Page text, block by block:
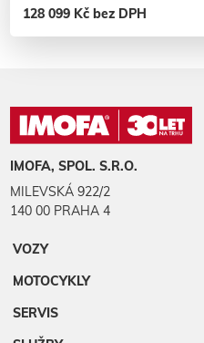
128 099 Kč bez DPH
IMOFA, SPOL. S.R.O.
MILEVSKÁ 922/2
140 00 PRAHA 4
VOZY
MOTOCYKLY
SERVIS